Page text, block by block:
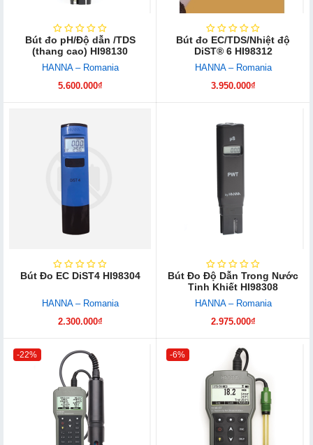
Bút đo pH/Độ dẫn /TDS
(thang cao) HI98130
HANNA – Romania
5.600.000₫
Bút đo EC/TDS/Nhiệt độ
DiST® 6 HI98312
HANNA – Romania
3.950.000₫
Bút Đo EC DiST4 HI98304
HANNA – Romania
2.300.000₫
Bút Đo Độ Dẫn Trong Nước
Tinh Khiết HI98308
HANNA – Romania
2.975.000₫
-22% -6%